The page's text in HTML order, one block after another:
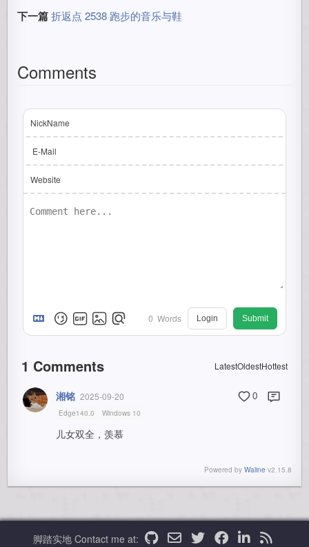
下一篇 折返点 2538 跑步的音乐与鞋
Comments
NickName
E-Mail
Website
0 Words Login Submit
1 Comments LatestOldestHottest
湘铭 2025-09-20 0
Edge140.0 Windows 10
儿女双全，羡慕
Powered by Waline v2.15.8
脚踏实地 Contact me at: